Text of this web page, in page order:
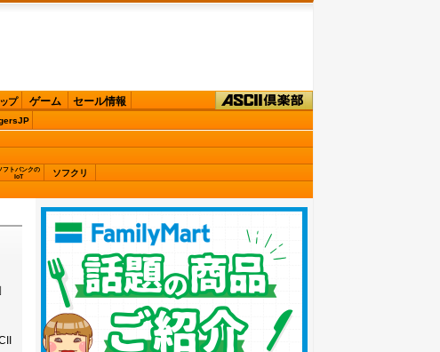
プ ゲーム セール情報
フトバンクの
IoT
ソフクリ